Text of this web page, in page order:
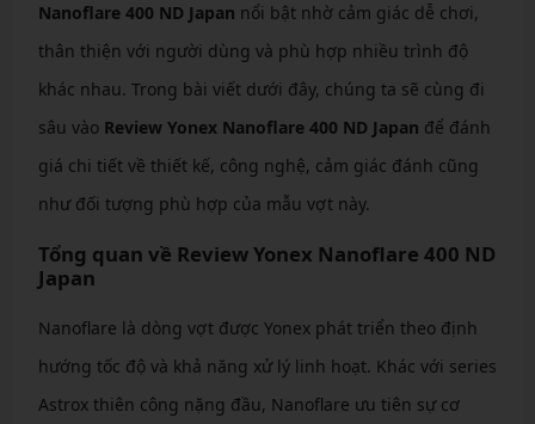
Nanoflare 400 ND Japan nổi bật nhờ cảm giác dễ chơi,
thân thiện với người dùng và phù hợp nhiều trình độ
khác nhau. Trong bài viết dưới đây, chúng ta sẽ cùng đi
sâu vào Review Yonex Nanoflare 400 ND Japan để đánh
giá chi tiết về thiết kế, công nghệ, cảm giác đánh cũng
như đối tượng phù hợp của mẫu vợt này.
Tổng quan về Review Yonex Nanoflare 400 ND
Japan
Nanoflare là dòng vợt được Yonex phát triển theo định
hướng tốc độ và khả năng xử lý linh hoạt. Khác với series
Astrox thiên công nặng đầu, Nanoflare ưu tiên sự cơ